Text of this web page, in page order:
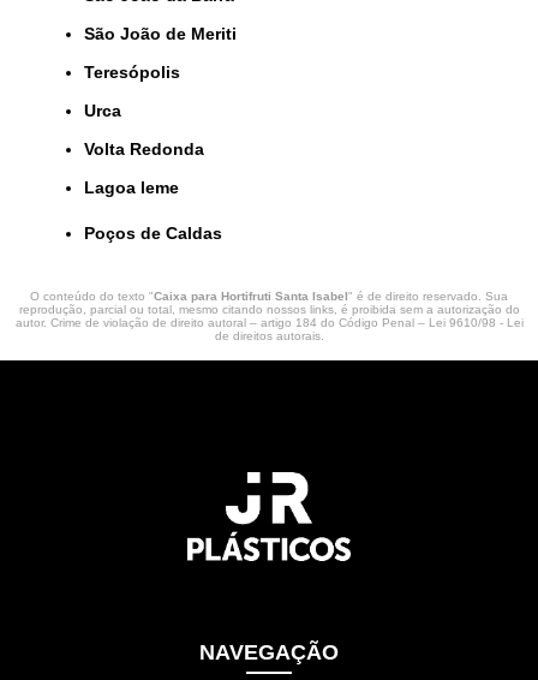
São João de Meriti
Teresópolis
Urca
Volta Redonda
lagoa leme
Poços de Caldas
O conteúdo do texto "Caixa para Hortifruti Santa Isabel" é de direito reservado. Sua
reprodução, parcial ou total, mesmo citando nossos links, é proibida sem a autorização do
autor. Crime de violação de direito autoral – artigo 184 do Código Penal – Lei 9610/98 - Lei
de direitos autorais.
NAVEGAÇÃO